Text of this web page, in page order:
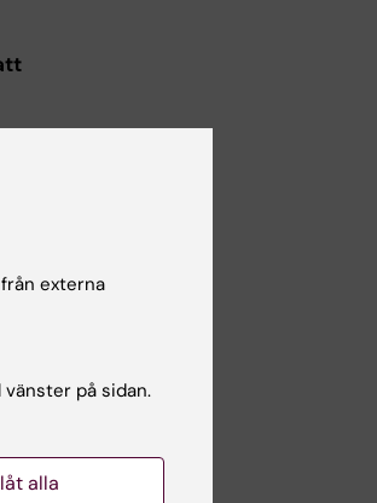
externa
på sidan.
alla